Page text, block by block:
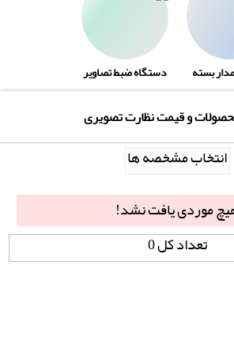
بسته دستگاه ضبط تصاویر
و قیمت نظارت تصویری
انتخاب مشخصه ها
موردی یافت نشد!
تعداد کل 0